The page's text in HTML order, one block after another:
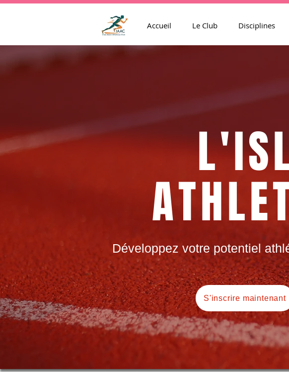
Accueil Le Club Disciplines
Développez votre potentiel
S'inscrire maintenant